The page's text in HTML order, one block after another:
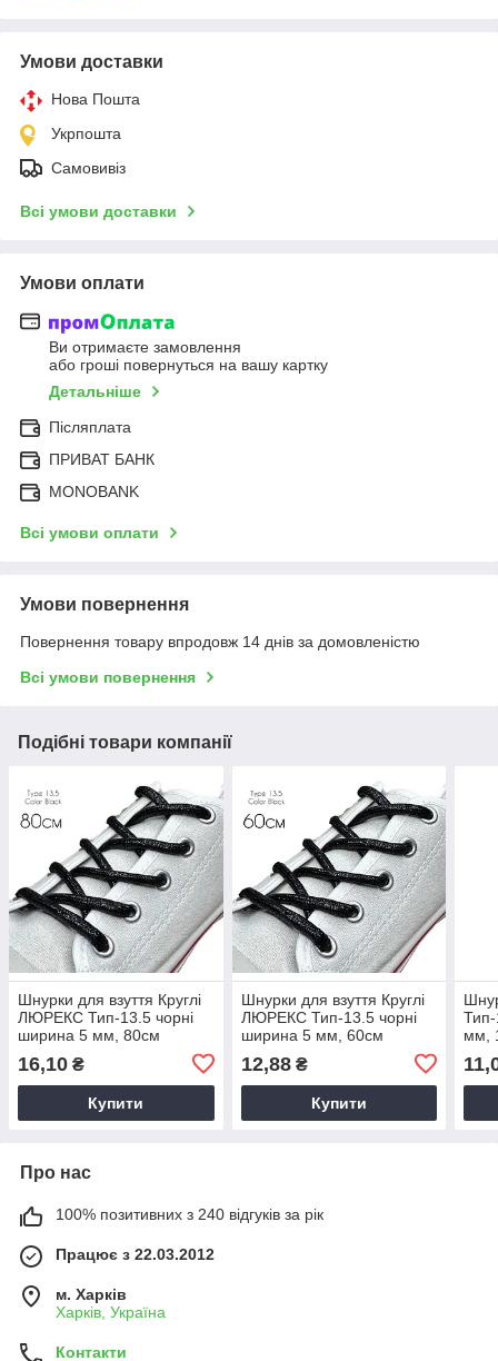
Умови доставки
Нова Пошта
Укрпошта
Самовивіз
Всі умови доставки
Умови оплати
Ви отримаєте замовлення
або гроші повернуться на вашу картку
Детальніше
Післяплата
ПРИВАТ БАНК
MONOBANK
Всі умови оплати
Умови повернення
Повернення товару впродовж 14 днів за домовленістю
Всі умови повернення
Подібні товари компанії
Шнурки для взуття Круглі
ЛЮРЕКС Тип-13.5 чорні
ширина 5 мм, 80см
16,10 ₴
Купити
Шнурки для взуття Круглі
ЛЮРЕКС Тип-13.5 чорні
ширина 5 мм, 60см
12,88₴
Купити
мм,
Про нас
100% позитивних з 240 відгуків за рік
Працює з 22.03.2012
м. Харків
Харків, Україна
Контакти